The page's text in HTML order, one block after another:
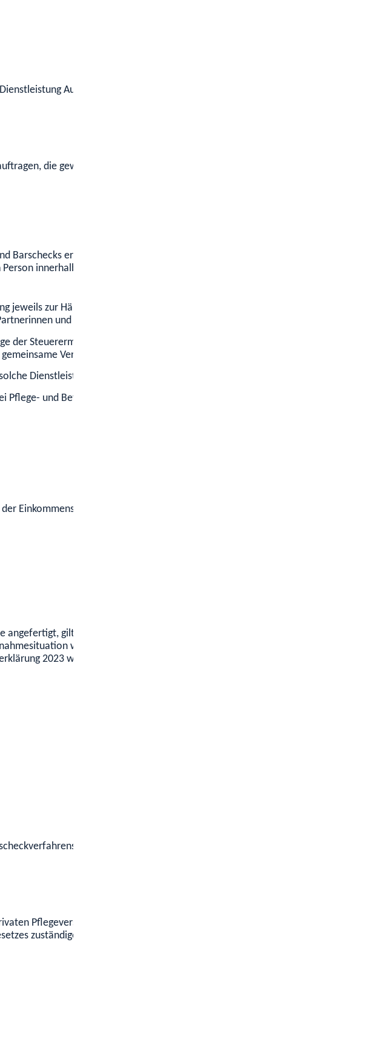
Auftraggeber.
, die gewöhnlich die Mitglieder Ihres privaten Haushalts selbst
Barschecks erkennt das Finanzamt nicht an.
innerhalb der Europäischen Union (EU) beziehungsweise des
jeweils zur Hälfte zu, wenn sie nicht gemeinsam eine andere Aufteilung
und Partner in einer eingetragenen Lebenspartnerschaft.
der Steuerermäßigung insgesamt nur einmal in Anspruch nehmen.
Vereinbarung treffen.
Dienstleistungen ebenfalls von der Steuer absetzen.
und Betreuungsleistungen steht die Steuerermäßigung demjenigen zu,
Einkommensteuerschuld ab.
gilt ab 2018 eine allgemein verlängerte Abgabefrist bis zum 28./29.
wird die Abgabefrist für das Jahr 2022 bei beratenen
2023 wird bei unberatenen Steuerpflichtigen bis zum 2. September 2024
Bescheinigung der Deutschen Rentenversicherung
Pflegeversicherung
zuständigen Behörde